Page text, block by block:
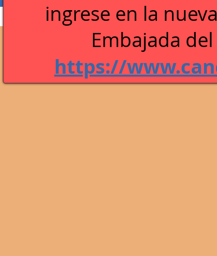
Blog Comments Blog Likes
ingrese en la n
Embajada
https://